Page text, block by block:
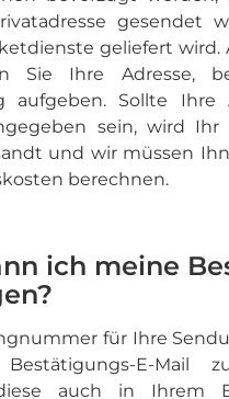
gesendet
geliefert wird.
Sie Ihre Adresse,
aufgeben. Sollte Ihre
sein, wird Ihr
und wir müssen
berechnen.
ich meine
für Ihre
E-Mail
auch in Ihrem